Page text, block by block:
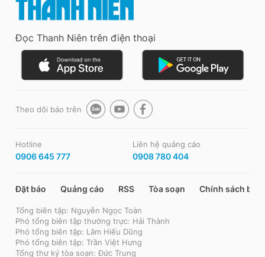
Đọc Thanh Niên trên điện thoại
Theo dõi báo trên
Hotline
0906 645 777
Liên hệ quảng cáo
0908 780 404
Đặt báo Quảng cáo RSS Tòa soạn Chính sách bảo
Tổng biên tập: Nguyễn Ngọc Toàn
Phó tổng biên tập thường trực: Hải Thành
Phó tổng biên tập: Lâm Hiếu Dũng
Phó tổng biên tập: Trần Việt Hưng
Tổng thư ký tòa soạn: Đức Trung